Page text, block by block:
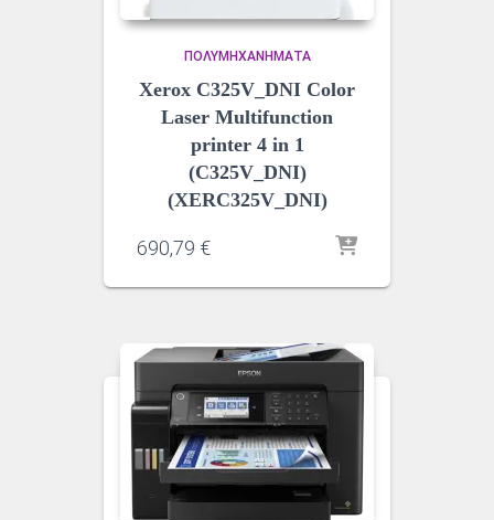
ΠΟΛΥΜΗΧΑΝΉΜΑΤΑ
Xerox C325V_DNI Color
Laser Multifunction
printer 4 in 1
(C325V_DNI)
(XERC325V_DNI)
690,79 €